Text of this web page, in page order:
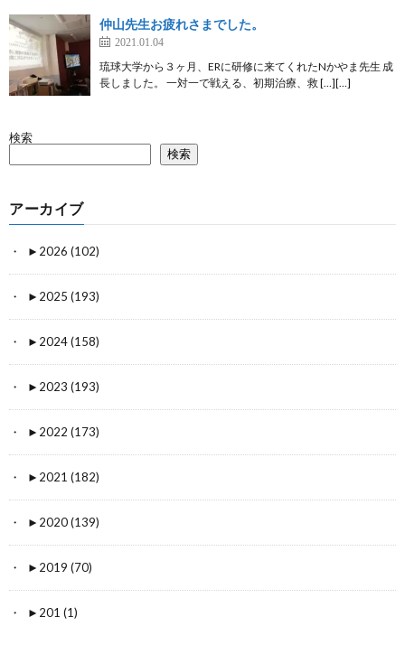
仲山先生お疲れさまでした。
2021.01.04
琉球大学から３ヶ月、ERに研修に来てくれたNかやま先生 成
長しました。 一対一で戦える、初期治療、救 […][…]
検索
検索
アーカイブ
► 2026 (102)
► 2025 (193)
► 2024 (158)
► 2023 (193)
► 2022 (173)
► 2021 (182)
► 2020 (139)
► 2019 (70)
► 201 (1)